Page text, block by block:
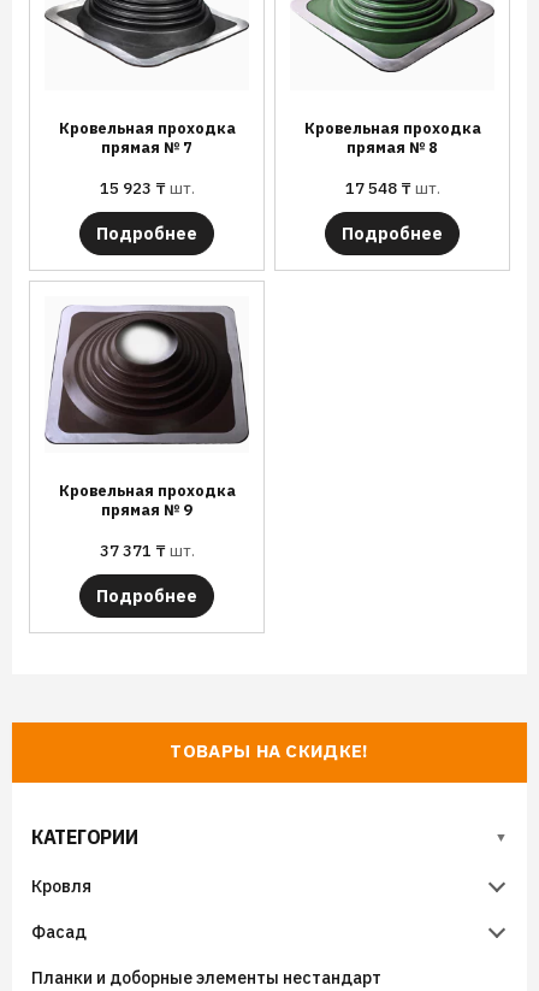
ТОВАРЫ НА СКИДКЕ!
КАТЕГОРИИ
Кровля
Металлочерепица
Металлочерепица Супермонтеррей
Гибкая черепица
Фасад
Металлический сайдинг
Планки и доборные элементы нестандарт
Кровельная проходка
прямая № 7
15 923 ₸шт.
Подробнее
Кровельная проходка
прямая № 8
17 548 ₸шт.
Подробнее
Кровельная проходка
прямая № 9
37 371 ₸шт.
Подробнее